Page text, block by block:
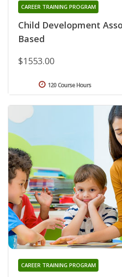
Child Development
Based
CAREER TRAINING PROGRAM
$1553.00
120 Course Hours
CAREER TRAINING PROGRAM